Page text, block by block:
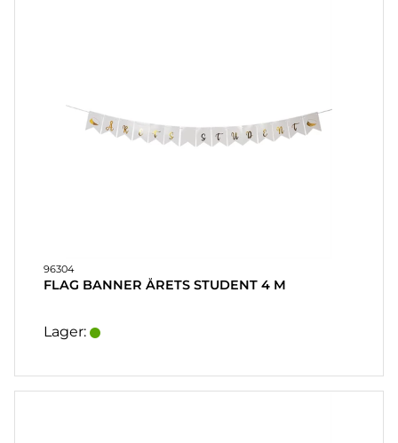
96304
FLAG BANNER ÅRETS STUDENT 4 M
Lager: